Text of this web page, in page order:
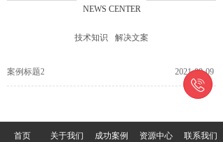
NEWS CENTER
技术知识 解决文案
案例标题2 2021-09-09
首页 关于我们 成功案例 资源中心 联系我们
